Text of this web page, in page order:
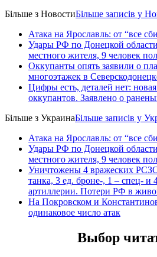
Більше з НовостиБільше записів у
Атака на Ярославль: от “все
Удары РФ по Донецкой
местного жителя, 9 человек
Оккупанты опять заявили о
многоэтажек в
Цифры есть, деталей нет:
оккупантов. Заявлено о
Більше з УкраинаБільше записів у
Атака на Ярославль: от “все
Удары РФ по Донецкой
местного жителя, 9 человек
Уничтожены 4 вражеских
танка, 3 ед. броне-, 1 – спец- и
артиллерии. Потери РФ в
На Покровском и
одинаковое число атак
Выбор